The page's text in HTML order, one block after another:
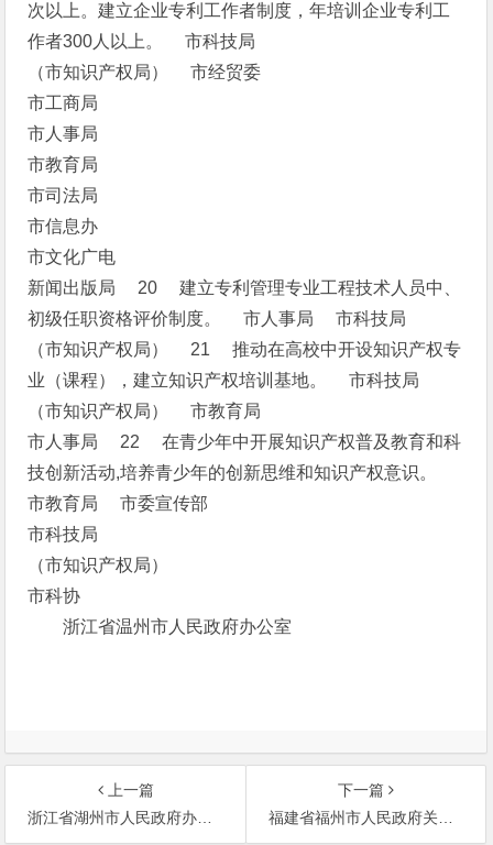
次以上。建立企业专利工作者制度，年培训企业专利工
作者300人以上。 市科技局
（市知识产权局） 市经贸委
市工商局
市人事局
市教育局
市司法局
市信息办
市文化广电
新闻出版局 20 建立专利管理专业工程技术人员中、
初级任职资格评价制度。 市人事局 市科技局
（市知识产权局） 21 推动在高校中开设知识产权专
业（课程），建立知识产权培训基地。 市科技局
（市知识产权局） 市教育局
市人事局 22 在青少年中开展知识产权普及教育和科
技创新活动,培养青少年的创新思维和知识产权意识。
市教育局 市委宣传部
市科技局
（市知识产权局）
市科协
浙江省温州市人民政府办公室
上一篇
浙江省湖州市人民政府办公室关于印发《湖州市国家知识产权试点城市工作方案》的通知
下一篇
福建省福州市人民政府关于印发福州市开展国家知识产权示范城市创建市工作方案的通知